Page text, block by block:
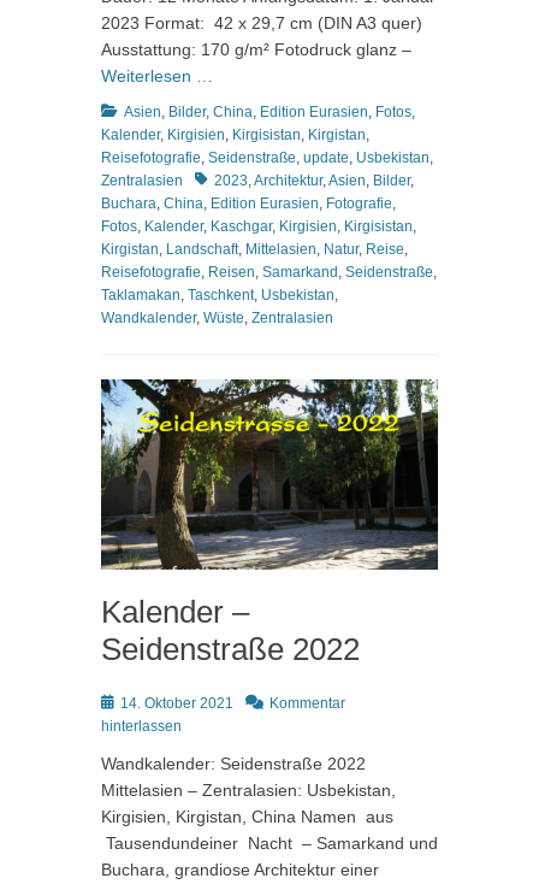
2023 Format: 42 x 29,7 cm (DIN A3 quer)
Ausstattung: 170 g/m² Fotodruck glanz –
Weiterlesen …
Kategorien
Asien, Bilder, China, Edition Eurasien, Fotos,
Kalender, Kirgisien, Kirgisistan, Kirgistan,
Reisefotografie, Seidenstraße, update, Usbekistan,
Zentralasien
Schlagworte
2023,Architektur,Asien, Bilder,
Buchara, China, Edition Eurasien, Fotografie,
Fotos, Kalender, Kaschgar, Kirgisien, Kirgisistan,
Kirgistan, Landschaft, Mittelasien, Natur, Reise,
Reisefotografie, Reisen, Samarkand , Seidenstraße,
Taklamakan, Taschkent, Usbekistan,
Wandkalender, Wüste, Zentralasien
Kalender –
Seidenstraße 2022
Posted
on
14. Oktober 2021
Kommentar
hinterlassen
Wandkalender: Seidenstraße 2022
Mittelasien – Zentralasien: Usbekistan,
Kirgisien, Kirgistan, China Namen aus
Tausendundeiner Nacht – Samarkand und
Buchara, grandiose Architektur einer